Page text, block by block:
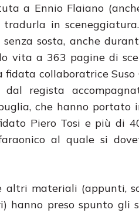
a Ennio Flaiano
in
sosta, anche
vita a 363 pagine di
collaboratrice Suso
dal regista
che hanno portato
Piero Tosi e più di
al quale si
altri materiali (appunti,
hanno preso spunto gli